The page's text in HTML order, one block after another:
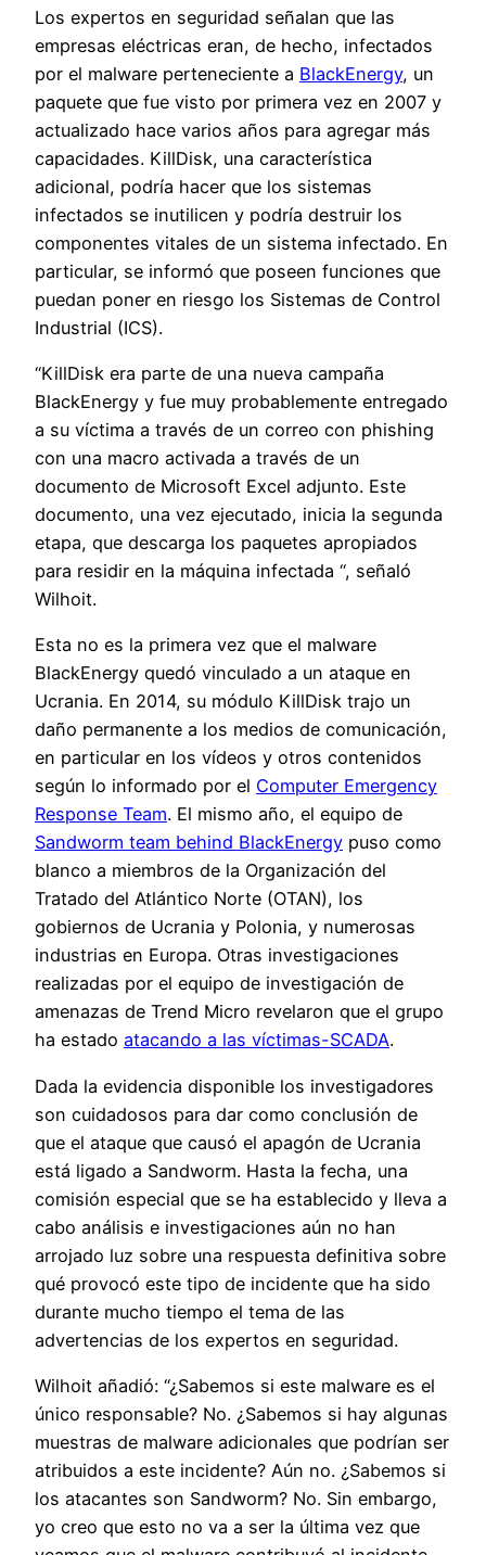
Los expertos en seguridad señalan que las
empresas eléctricas eran, de hecho, infectados
por el malware perteneciente a BlackEnergy, un
paquete que fue visto por primera vez en 2007 y
actualizado hace varios años para agregar más
capacidades. KillDisk, una característica
adicional, podría hacer que los sistemas
infectados se inutilicen y podría destruir los
componentes vitales de un sistema infectado. En
particular, se informó que poseen funciones que
puedan poner en riesgo los Sistemas de Control
Industrial (ICS).
“KillDisk era parte de una nueva campaña
BlackEnergy y fue muy probablemente entregado
a su víctima a través de un correo con phishing
con una macro activada a través de un
documento de Microsoft Excel adjunto. Este
documento, una vez ejecutado, inicia la segunda
etapa, que descarga los paquetes apropiados
para residir en la máquina infectada “, señaló
Wilhoit.
Esta no es la primera vez que el malware
BlackEnergy quedó vinculado a un ataque en
Ucrania. En 2014, su módulo KillDisk trajo un
daño permanente a los medios de comunicación,
en particular en los vídeos y otros contenidos
según lo informado por el Computer Emergency
Response Team. El mismo año, el equipo de
Sandworm team behind BlackEnergy puso como
blanco a miembros de la Organización del
Tratado del Atlántico Norte (OTAN), los
gobiernos de Ucrania y Polonia, y numerosas
industrias en Europa. Otras investigaciones
realizadas por el equipo de investigación de
amenazas de Trend Micro revelaron que el grupo
ha estado atacando a las víctimas-SCADA.
Dada la evidencia disponible los investigadores
son cuidadosos para dar como conclusión de
que el ataque que causó el apagón de Ucrania
está ligado a Sandworm. Hasta la fecha, una
comisión especial que se ha establecido y lleva a
cabo análisis e investigaciones aún no han
arrojado luz sobre una respuesta definitiva sobre
qué provocó este tipo de incidente que ha sido
durante mucho tiempo el tema de las
advertencias de los expertos en seguridad.
Wilhoit añadió: “¿Sabemos si este malware es el
único responsable? No. ¿Sabemos si hay algunas
muestras de malware adicionales que podrían ser
atribuidos a este incidente? Aún no. ¿Sabemos si
los atacantes son Sandworm? No. Sin embargo,
yo creo que esto no va a ser la última vez que